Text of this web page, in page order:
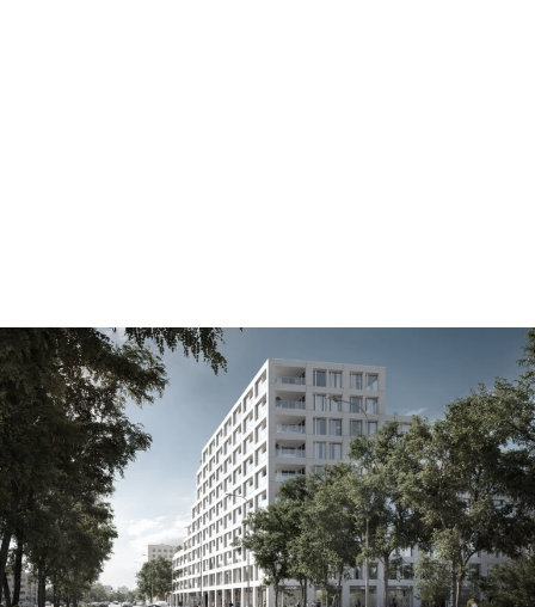
płock bielska